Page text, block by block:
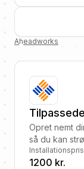
Aheadworks
Opret nemt
så du kan
Installationspris
1200 kr.